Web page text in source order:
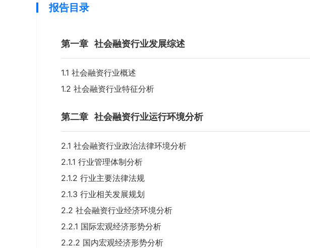
报告目录
第一章 社会融资行业发展综述
1.1 社会融资行业概述
1.2 社会融资行业特征分析
第二章 社会融资行业运行环境分析
2.1 社会融资行业政治法律环境分析
2.1.1 行业管理体制分析
2.1.2 行业主要法律法规
2.1.3 行业相关发展规划
2.2 社会融资行业经济环境分析
2.2.1 国际宏观经济形势分析
2.2.2 国内宏观经济形势分析